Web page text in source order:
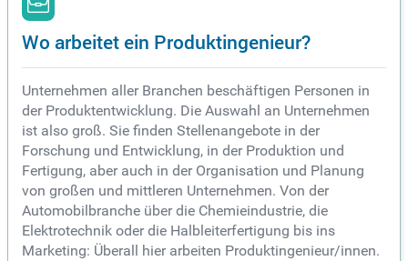
Wo arbeitet ein Produktingenieur?
Unternehmen aller Branchen beschäftigen Personen in
der Produktentwicklung. Die Auswahl an Unternehmen
ist also groß. Sie finden Stellenangebote in der
Forschung und Entwicklung, in der Produktion und
Fertigung, aber auch in der Organisation und Planung
von großen und mittleren Unternehmen. Von der
Automobilbranche über die Chemieindustrie, die
Elektrotechnik oder die Halbleiterfertigung bis ins
Marketing: Überall hier arbeiten Produktingenieur/innen.